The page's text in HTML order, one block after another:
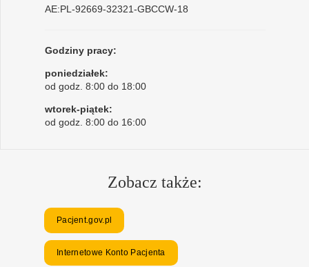
AE:PL-92669-32321-GBCCW-18
Godziny pracy:
poniedziałek:
od godz. 8:00 do 18:00
wtorek-piątek:
od godz. 8:00 do 16:00
Zobacz także:
Pacjent.gov.pl
Internetowe Konto Pacjenta